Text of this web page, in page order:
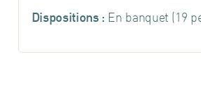
Dispositions : En banquet (19